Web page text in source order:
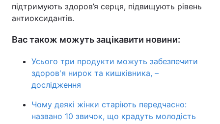
підтримують здоров’я серця, підвищують рівень
антиоксидантів.
Вас також можуть зацікавити новини:
Усього три продукти можуть забезпечити
здоров'я нирок та кишківника, –
дослідження
Чому деякі жінки старіють передчасно:
названо 10 звичок, що крадуть молодість